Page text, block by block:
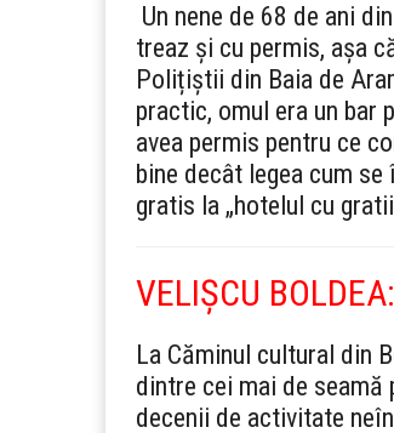
Un nene de 68 de ani
treaz și cu permis, așa
Polițiștii din Baia de
practic, omul era un bar
avea permis pentru ce
bine decât legea cum
gratis la „hotelul cu
VELIȘCU
La Căminul cultural din
dintre cei mai de
decenii de activitate